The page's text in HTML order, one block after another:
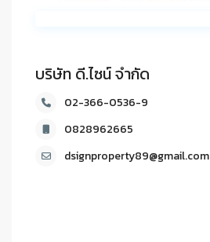
บริษัท ดี.ไซน์ จํากัด
02-366-0536-9
0828962665
dsignproperty89@gmail.com